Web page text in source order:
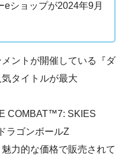
eショップが2024年9月
ントが開催している『ダ
タイトルが最大
COMBAT™7: SKIES
ラゴンボールZ
力的な価格で販売されて